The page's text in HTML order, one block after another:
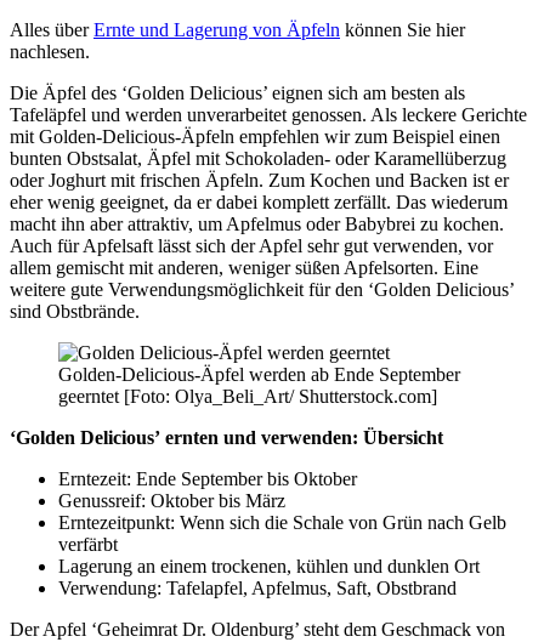
Alles überErnte und Lagerung von Äpfeln können Sie hier
nachlesen.
Die Äpfel des ‘Golden Delicious’ eignen sich am besten als
Tafeläpfel und werden unverarbeitet genossen. Als leckere Gerichte
mit Golden-Delicious-Äpfeln empfehlen wir zum Beispiel einen
bunten Obstsalat, Äpfel mit Schokoladen- oder Karamellüberzug
oder Joghurt mit frischen Äpfeln. Zum Kochen und Backen ist er
eher wenig geeignet, da er dabei komplett zerfällt. Das wiederum
macht ihn aber attraktiv, um Apfelmus oder Babybrei zu kochen.
Auch für Apfelsaft lässt sich der Apfel sehr gut verwenden, vor
allem gemischt mit anderen, weniger süßen Apfelsorten. Eine
weitere gute Verwendungsmöglichkeit für den ‘Golden Delicious’
sind Obstbrände.
Golden-Delicious-Äpfel werden ab Ende September
geerntet [Foto: Olya_Beli_Art/ Shutterstock.com]
‘Golden Delicious’ ernten und verwenden: Übersicht
Erntezeit: Ende September bis Oktober
Genussreif: Oktober bis März
Erntezeitpunkt: Wenn sich die Schale von Grün nach Gelb
verfärbt
Lagerung an einem trockenen, kühlen und dunklen Ort
Verwendung: Tafelapfel, Apfelmus, Saft, Obstbrand
Der Apfel ‘Geheimrat Dr. Oldenburg’ steht dem Geschmack von